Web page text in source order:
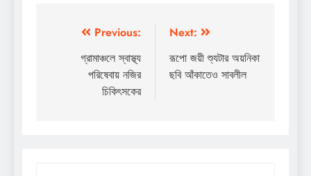
navigation
Previous:
গ্রামাঞ্চলে স্বাস্থ্য
পরিষেবায় নজির
চিকিৎসকের
Next:
রূপো জয়ী শ্যুটার অয়নিকা
ছবি আঁকাতেও সাবলীল